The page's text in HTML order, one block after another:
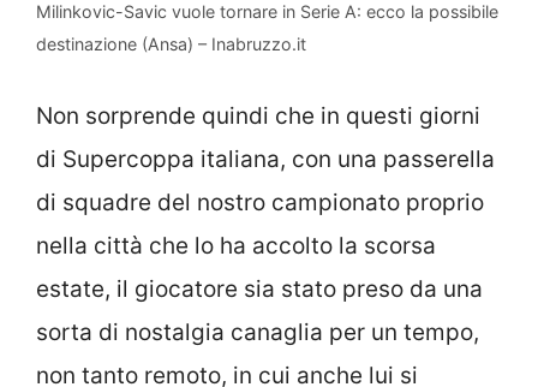
Milinkovic-Savic vuole tornare in Serie A: ecco la possibile
destinazione (Ansa) – Inabruzzo.it
Non sorprende quindi che in questi giorni
di Supercoppa italiana, con una passerella
di squadre del nostro campionato proprio
nella città che lo ha accolto la scorsa
estate, il giocatore sia stato preso da una
sorta di nostalgia canaglia per un tempo,
non tanto remoto, in cui anche lui si